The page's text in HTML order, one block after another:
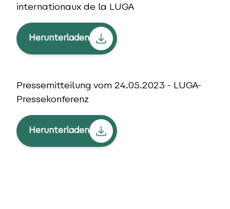
internationaux de la LUGA
Herunterladen
Pressemitteilung vom 24.05.2023 - LUGA-
Pressekonferenz
Herunterladen